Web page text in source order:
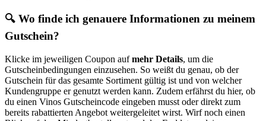
🔍 Wo finde ich genauere Informationen zu meinem
Gutschein?
Klicke im jeweiligen Coupon aufmehr Details, um die
Gutscheinbedingungen einzusehen. So weißt du genau, ob der
Gutschein für das gesamte Sortiment gültig ist und von welcher
Kundengruppe er genutzt werden kann. Zudem erfährst du hier, ob
du einen Vinos Gutscheincode eingeben musst oder direkt zum
bereits rabattierten Angebot weitergeleitet wirst. Wirf noch einen